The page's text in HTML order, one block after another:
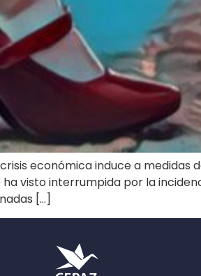
económica induce a medidas
visto interrumpida por la
[…]